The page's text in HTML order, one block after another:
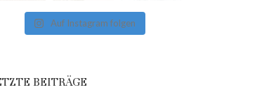
Auf Instagram folgen
BEITRÄGE